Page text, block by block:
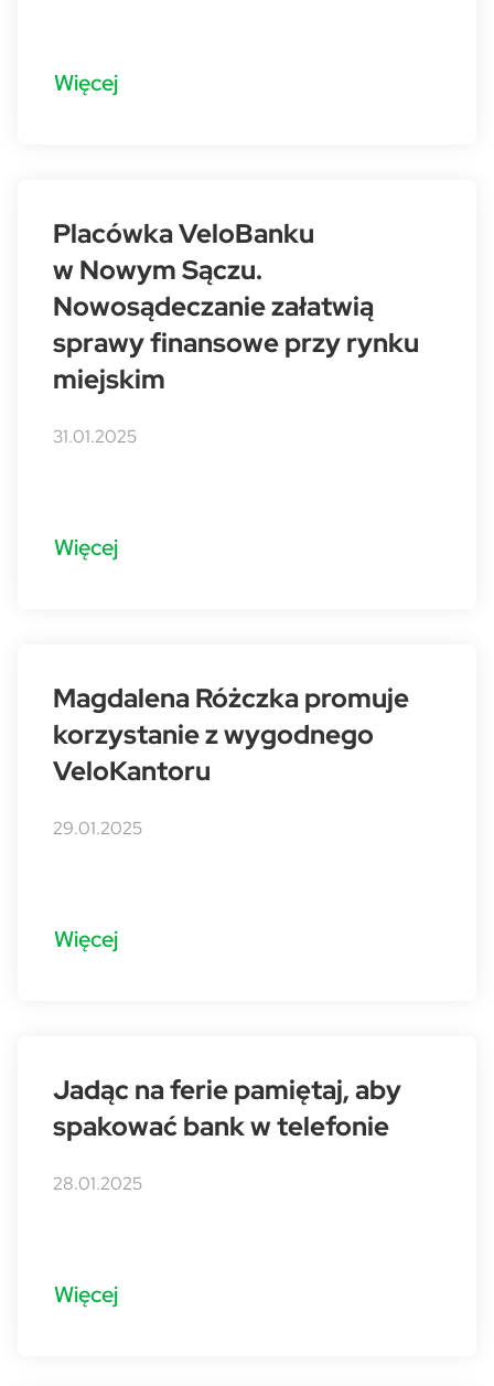
Więcej
Placówka VeloBanku
w Nowym Sączu.
Nowosądeczanie załatwią
sprawy finansowe przy rynku
miejskim
31.01.2025
Więcej
Magdalena Różczka promuje
korzystanie z wygodnego
VeloKantoru
29.01.2025
Więcej
Jadąc na ferie pamiętaj, aby
spakować bank w telefonie
28.01.2025
Więcej